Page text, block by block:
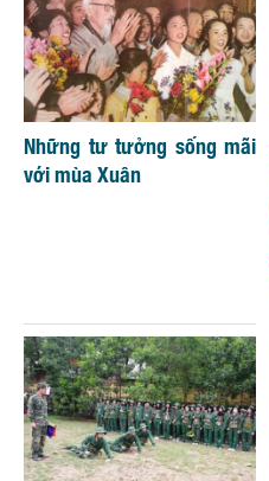
Những tư tưởng sống mãi
với mùa Xuân